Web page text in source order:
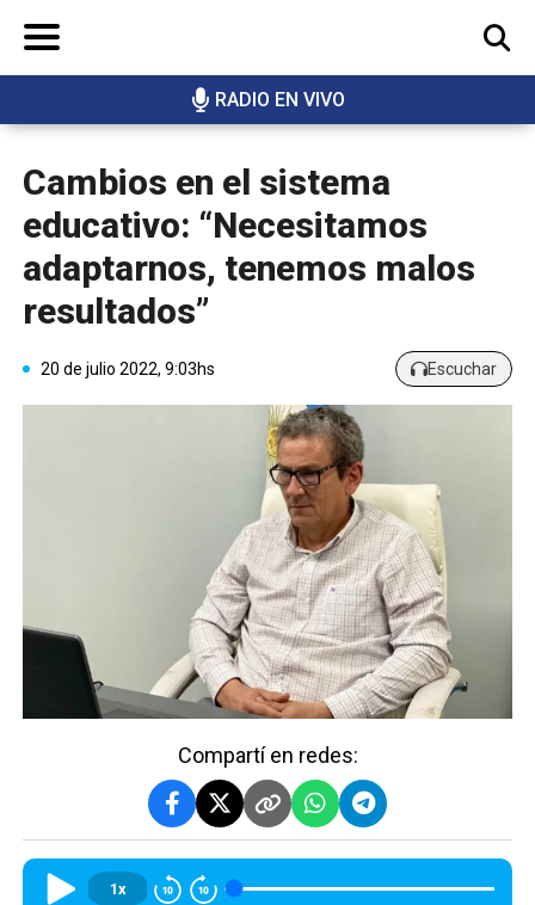
RADIO EN VIVO
BUSCAR
Cambios en el sistema
educativo: “Necesitamos
adaptarnos, tenemos malos
resultados”
20 de julio 2022, 9:03hs Escuchar
Compartí en redes:
1x